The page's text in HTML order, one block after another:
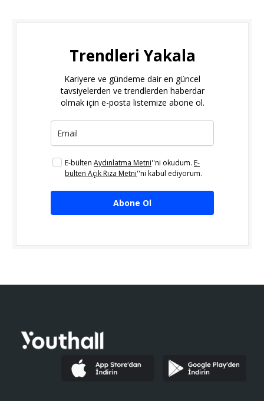
Trendleri Yakala
Kariyere ve gündeme dair en güncel
tavsiyelerden ve trendlerden haberdar
olmak için e-posta listemize abone ol.
E-bülten Aydınlatma Metni''ni okudum. E-
bülten Açık Rıza Metni''ni kabul ediyorum.
Abone Ol